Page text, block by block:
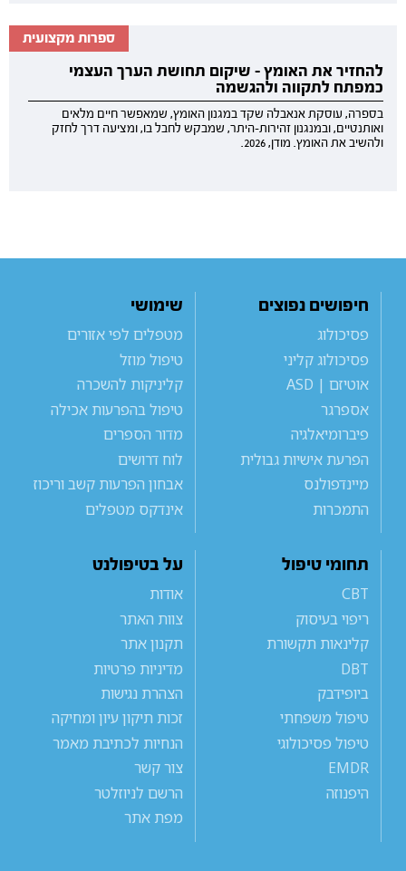
ספרות מקצועית
להחזיר את האומץ - שיקום תחושת הערך העצמי
כמפתח לתקווה ולהגשמה
בספרה, עוסקת אנאבלה שקד במגנון האומץ, שמאפשר חיים מלאים
ואותנטיים, ובמנגנון זהירות-היתר, שמבקש לחבל בו, ומציעה דרך לחזק
ולהשיב את האומץ. מודן, 2026.
חיפושים נפוצים
פסיכולוג
פסיכולוג קליני
אוטיזם | ASD
אספרגר
פיברומיאלגיה
הפרעת אישיות גבולית
מיינדפולנס
התמכרות
שימושי
מטפלים לפי אזורים
טיפול מוזל
קליניקות להשכרה
טיפול בהפרעות אכילה
מדור הספרים
לוח דרושים
אבחון הפרעות קשב וריכוז
אינדקס מטפלים
תחומי טיפול
CBT
ריפוי בעיסוק
קלינאות תקשורת
DBT
ביופידבק
טיפול משפחתי
טיפול פסיכולוגי
EMDR
היפנוזה
על בטיפולנט
אודות
צוות האתר
תקנון אתר
מדיניות פרטיות
הצהרת נגישות
זכות תיקון עיון ומחיקה
הנחיות לכתיבת מאמר
צור קשר
הרשם לניוזלטר
מפת אתר